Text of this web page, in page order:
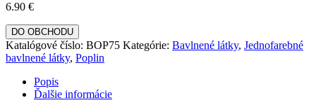
6.90 €
DO OBCHODU
Katalógové číslo: BOP75 Kategórie: Bavlnené látky, Jednofarebné
bavlnené látky, Poplin
Popis
Ďalšie informácie